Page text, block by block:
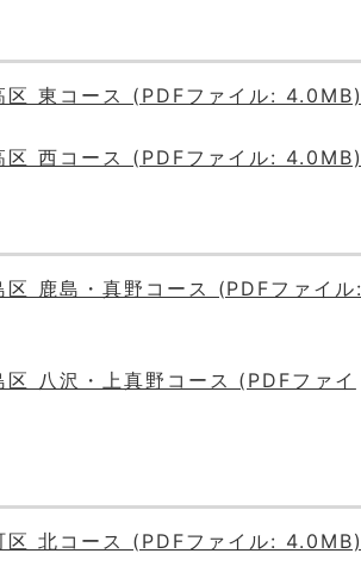
区 東コース (PDFファイル: 4.0MB)
区 西コース (PDFファイル: 4.0MB)
鹿島・真野コース (PDFファイル:
八沢・上真野コース (PDFファイ
区 北コース (PDFファイル: 4.0MB)